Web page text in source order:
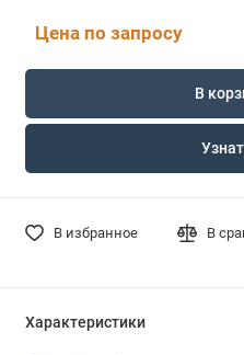
Цена по запросу
В
В избранное В
Характеристики